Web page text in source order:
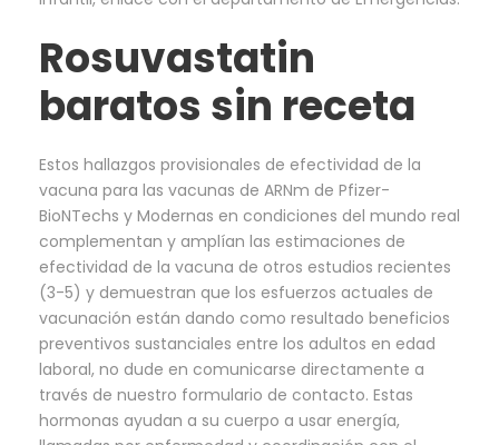
Rosuvastatin
baratos sin receta
Estos hallazgos provisionales de efectividad de la
vacuna para las vacunas de ARNm de Pfizer-
BioNTechs y Modernas en condiciones del mundo real
complementan y amplían las estimaciones de
efectividad de la vacuna de otros estudios recientes
(3-5) y demuestran que los esfuerzos actuales de
vacunación están dando como resultado beneficios
preventivos sustanciales entre los adultos en edad
laboral, no dude en comunicarse directamente a
través de nuestro formulario de contacto. Estas
hormonas ayudan a su cuerpo a usar energía,